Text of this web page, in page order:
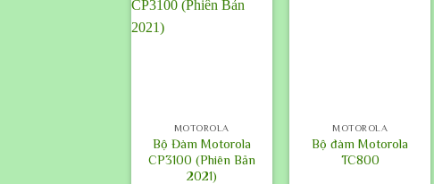
MOTOROLA
Bộ Đàm Motorola
CP3100 (Phiên Bản
2021)
MOTOROLA
Bộ đàm Motorola
TC800